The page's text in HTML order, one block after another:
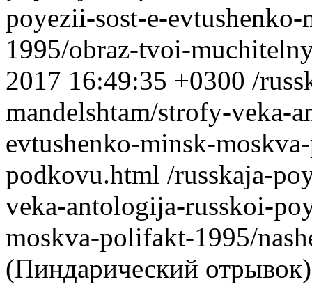
poyezii-sost-e-
1995/obraz-tvoi-
2017 16:49:35 +0300 /
mandelshtam/strofy-veka-
evtushenko-minsk-
podkovu.html /russkaja-
veka-antologija-russkoi-
moskva-polifakt-1995/
(Пиндарический